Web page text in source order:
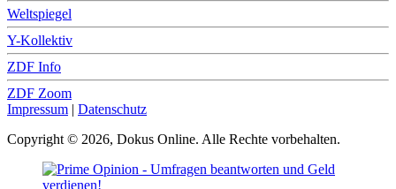
Weltspiegel
Y-Kollektiv
ZDF Info
ZDF Zoom
Impressum | Datenschutz
Copyright © 2026, Dokus Online. Alle Rechte vorbehalten.